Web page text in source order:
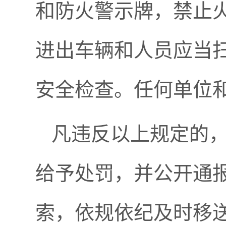
和防火警示牌，禁止
进出车辆和人员应当
安全检查。任何单位
凡违反以上规定的
给予处罚，并公开通
索，依规依纪及时移